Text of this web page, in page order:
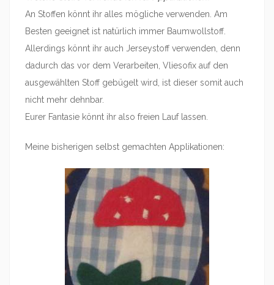
An Stoffen könnt ihr alles mögliche verwenden. Am
Besten geeignet ist natürlich immer Baumwollstoff.
Allerdings könnt ihr auch Jerseystoff verwenden, denn
dadurch das vor dem Verarbeiten, Vliesofix auf den
ausgewählten Stoff gebügelt wird, ist dieser somit auch
nicht mehr dehnbar.
Eurer Fantasie könnt ihr also freien Lauf lassen.
Meine bisherigen selbst gemachten Applikationen: